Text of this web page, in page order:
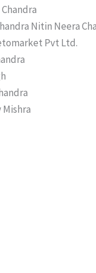
Nitin Neera
Pvt Ltd.